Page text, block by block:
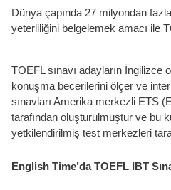
Dünya çapında 27 milyondan
yeterliliğini belgelemek amacı ile
TOEFL sınavı adayların
konuşma becerilerini ölçer ve
sınavları Amerika merkezli ETS
tarafından oluşturulmuştur ve bu
yetkilendirilmiş test merkezleri
English Time’da TOEFL IBT